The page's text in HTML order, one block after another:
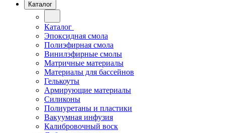
Каталог
Каталог
Эпоксидная смола
Полиэфирная смола
Винилэфирные смолы
Матричные материалы
Материалы для бассейнов
Гелькоуты
Армирующие материалы
Силиконы
Полиуретаны и пластики
Вакуумная инфузия
Калибровочный воск